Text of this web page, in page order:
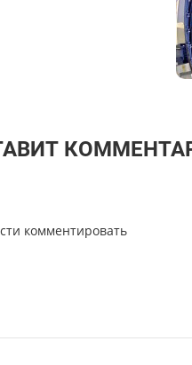
комментировать